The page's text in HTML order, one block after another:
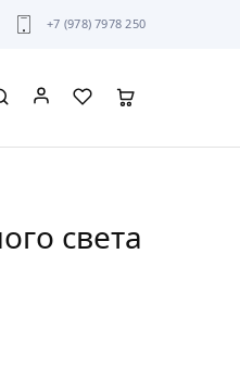
+7 (978) 7978 250
света